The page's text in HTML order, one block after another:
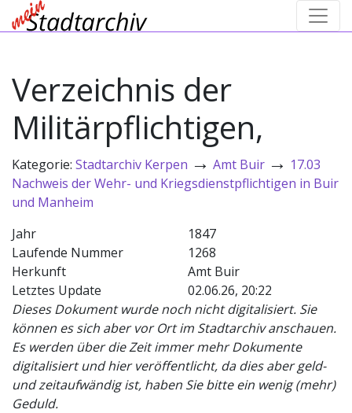
Verzeichnis der
Militärpflichtigen,
Kategorie: Stadtarchiv Kerpen → Amt Buir → 17.03
Nachweis der Wehr- und Kriegsdienstpflichtigen in Buir
und Manheim
Jahr
1847
Laufende Nummer
1268
Herkunft
Amt Buir
Letztes Update
02.06.26, 20:22
Dieses Dokument wurde noch nicht digitalisiert. Sie
können es sich aber vor Ort im Stadtarchiv anschauen.
Es werden über die Zeit immer mehr Dokumente
digitalisiert und hier veröffentlicht, da dies aber geld-
und zeitaufwändig ist, haben Sie bitte ein wenig (mehr)
Geduld.